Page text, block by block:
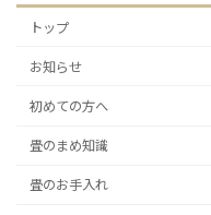
トップ
お知らせ
初めての方へ
畳のまめ知識
畳のお手入れ